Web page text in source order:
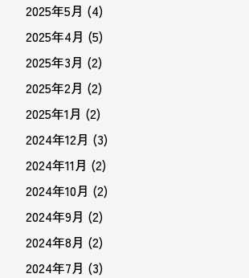
2025年5月 (4)
2025年4月 (5)
2025年3月 (2)
2025年2月 (2)
2025年1月 (2)
2024年12月 (3)
2024年11月 (2)
2024年10月 (2)
2024年9月 (2)
2024年8月 (2)
2024年7月 (3)